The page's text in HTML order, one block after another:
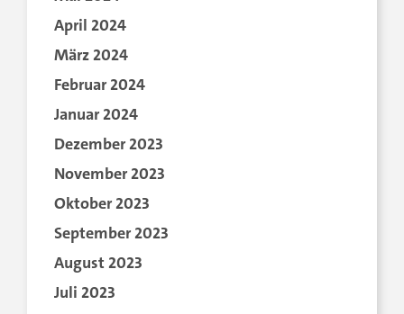
April 2024
März 2024
Februar 2024
Januar 2024
Dezember 2023
November 2023
Oktober 2023
September 2023
August 2023
Juli 2023